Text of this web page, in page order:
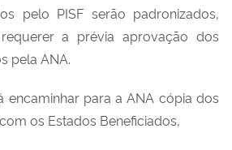
pelo PISF serão padronizados,
a prévia aprovação dos
pela ANA.
encaminhar para a ANA cópia dos
os Estados Beneficiados,